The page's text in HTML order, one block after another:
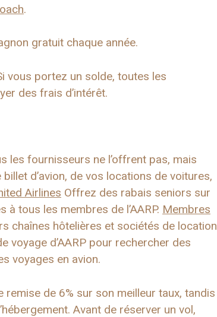
.
gratuit chaque année.
vous portez un solde, toutes les
des frais d’intérêt.
les fournisseurs ne l’offrent pas, mais
d’avion, de vos locations de voitures,
Airlines Offrez des rabais seniors sur
tous les membres de l’AARP. Membres
chaînes hôtelières et sociétés de location
voyage d’AARP pour rechercher des
voyages en avion.
de 6% sur son meilleur taux, tandis
Avant de réserver un vol,